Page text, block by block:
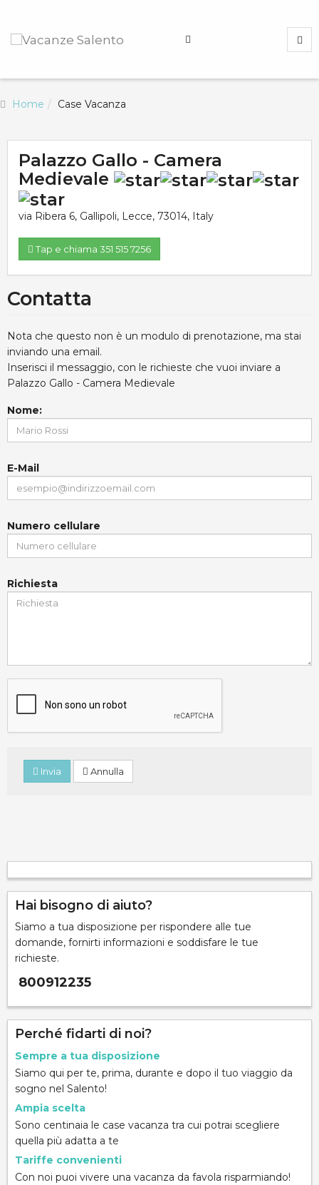
Home Case Vacanza
Palazzo Gallo - Camera
Medievale
via Ribera 6, Gallipoli, Lecce, 73014, Italy
Tap e chiama 351 515 7256
Contatta
Nota che questo non è un modulo di prenotazione, ma stai
inviando una email.
Inserisci il messaggio, con le richieste che vuoi inviare a
Palazzo Gallo - Camera Medievale
Nome:
E-Mail
Numero cellulare
Richiesta
Invia Annulla
Hai bisogno di aiuto?
Siamo a tua disposizione per rispondere alle tue
domande, fornirti informazioni e soddisfare le tue
richieste.
800912235
Perché fidarti di noi?
Sempre a tua disposizione
Siamo qui per te, prima, durante e dopo il tuo viaggio da
sogno nel Salento!
Ampia scelta
Sono centinaia le case vacanza tra cui potrai scegliere
quella più adatta a te
Tariffe convenienti
Con noi puoi vivere una vacanza da favola risparmiando!